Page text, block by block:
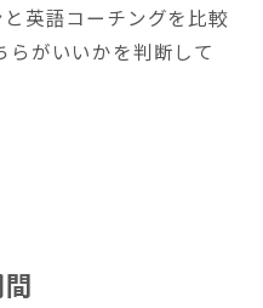
英語コーチングを比較
らがいいかを判断して